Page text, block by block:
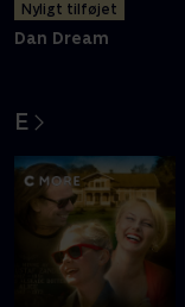
Nyligt tilføjet
Dan Dream
E